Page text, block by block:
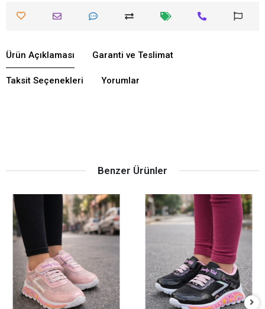
Ürün Açıklaması Garanti ve Teslimat
Taksit Seçenekleri Yorumlar
Benzer Ürünler